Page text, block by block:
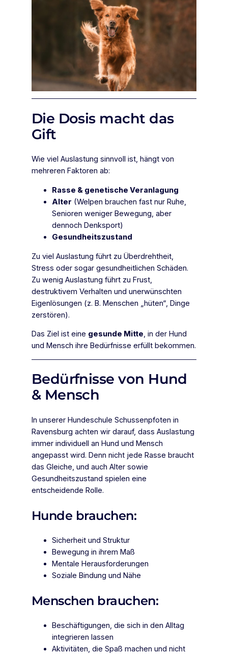
Die Dosis macht das
Gift
Wie viel Auslastung sinnvoll ist, hängt von
mehreren Faktoren ab:
Rasse & genetische Veranlagung
Alter (Welpen brauchen fast nur Ruhe,
Senioren weniger Bewegung, aber
dennoch Denksport)
Gesundheitszustand
Zu viel Auslastung führt zu Überdrehtheit,
Stress oder sogar gesundheitlichen Schäden.
Zu wenig Auslastung führt zu Frust,
destruktivem Verhalten und unerwünschten
Eigenlösungen (z. B. Menschen „hüten“, Dinge
zerstören).
Das Ziel ist eine gesunde Mitte, in der Hund
und Mensch ihre Bedürfnisse erfüllt bekommen.
Bedürfnisse von Hund
& Mensch
In unserer Hundeschule Schussenpfoten in
Ravensburg achten wir darauf, dass Auslastung
immer individuell an Hund und Mensch
angepasst wird. Denn nicht jede Rasse braucht
das Gleiche, und auch Alter sowie
Gesundheitszustand spielen eine
entscheidende Rolle.
Hunde brauchen:
Sicherheit und Struktur
Bewegung in ihrem Maß
Mentale Herausforderungen
Soziale Bindung und Nähe
Menschen brauchen:
Beschäftigungen, die sich in den Alltag
integrieren lassen
Aktivitäten, die Spaß machen und nicht